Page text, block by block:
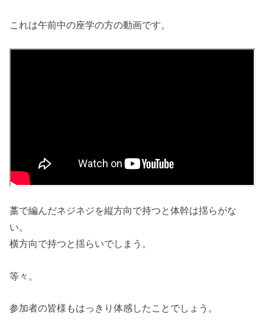
これは午前中の座学の方の動画です。
藁で編んだネジネジを縦方向で持つと体幹は揺らがな
い。
横方向で持つと揺らいでしまう。
等々。
参加者の皆様もはっきり体感したことでしょう。